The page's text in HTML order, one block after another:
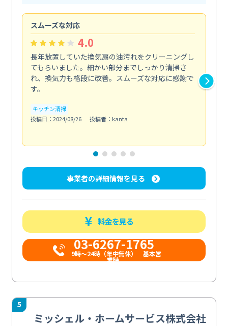
スムーズな対応
4.0
長年放置していた換気扇の油汚れをクリーニングし
てもらいました。細かい部分までしっかり清掃さ
れ、換気力も格段に改善。スムーズな対応に感謝で
す。
キッチン清掃
投稿日：2024/08/26
投稿者：kanta
事業者の詳細情報を見る
料金を見る
03-6267-1765
9時〜24時（年中無休） 基本営
業時...
5
ミッシェル・ホームサービス株式会社